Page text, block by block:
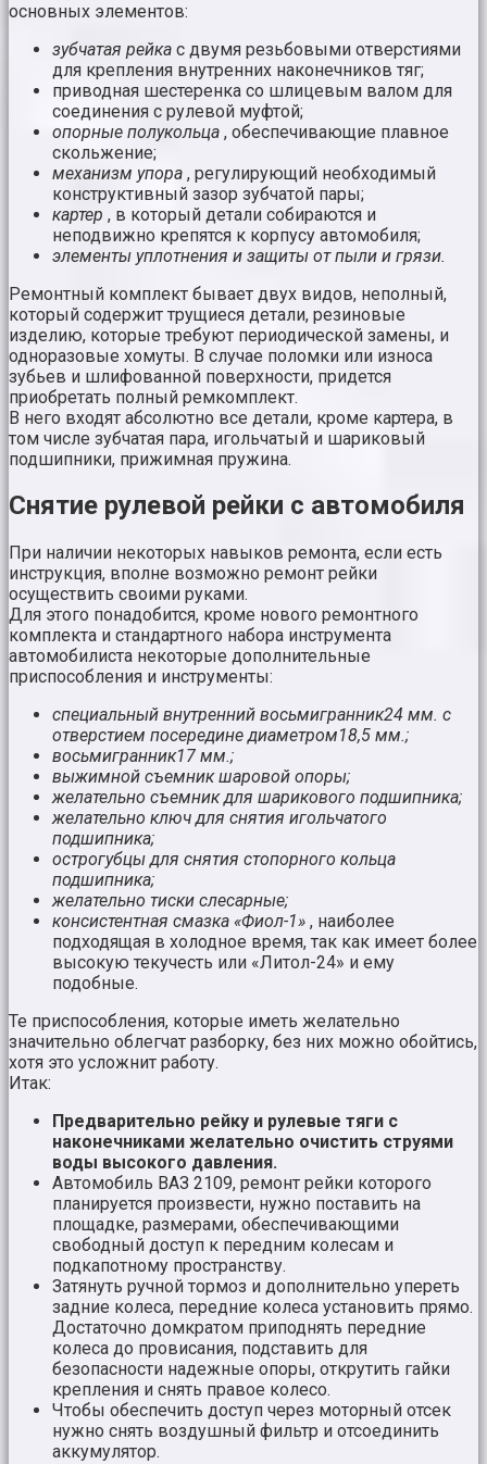
основных элементов:
зубчатая рейка с двумя резьбовыми отверстиями
для крепления внутренних наконечников тяг;
приводная шестеренка со шлицевым валом для
соединения с рулевой муфтой;
опорные полукольца , обеспечивающие плавное
скольжение;
механизм упора , регулирующий необходимый
конструктивный зазор зубчатой пары;
картер , в который детали собираются и
неподвижно крепятся к корпусу автомобиля;
элементы уплотнения и защиты от пыли и грязи.
Ремонтный комплект бывает двух видов, неполный,
который содержит трущиеся детали, резиновые
изделию, которые требуют периодической замены, и
одноразовые хомуты. В случае поломки или износа
зубьев и шлифованной поверхности, придется
приобретать полный ремкомплект.
В него входят абсолютно все детали, кроме картера, в
том числе зубчатая пара, игольчатый и шариковый
подшипники, прижимная пружина.
Снятие рулевой рейки с автомобиля
При наличии некоторых навыков ремонта, если есть
инструкция, вполне возможно ремонт рейки
осуществить своими руками.
Для этого понадобится, кроме нового ремонтного
комплекта и стандартного набора инструмента
автомобилиста некоторые дополнительные
приспособления и инструменты:
специальный внутренний восьмигранник24 мм. с
отверстием посередине диаметром18,5 мм.;
восьмигранник17 мм.;
выжимной съемник шаровой опоры;
желательно съемник для шарикового подшипника;
желательно ключ для снятия игольчатого
подшипника;
острогубцы для снятия стопорного кольца
подшипника;
желательно тиски слесарные;
консистентная смазка «Фиол-1» , наиболее
подходящая в холодное время, так как имеет более
высокую текучесть или «Литол-24» и ему
подобные.
Те приспособления, которые иметь желательно
значительно облегчат разборку, без них можно обойтись,
хотя это усложнит работу.
Итак:
Предварительно рейку и рулевые тяги с
наконечниками желательно очистить струями
воды высокого давления.
Автомобиль ВАЗ 2109, ремонт рейки которого
планируется произвести, нужно поставить на
площадке, размерами, обеспечивающими
свободный доступ к передним колесам и
подкапотному пространству.
Затянуть ручной тормоз и дополнительно упереть
задние колеса, передние колеса установить прямо.
Достаточно домкратом приподнять передние
колеса до провисания, подставить для
безопасности надежные опоры, открутить гайки
крепления и снять правое колесо.
Чтобы обеспечить доступ через моторный отсек
нужно снять воздушный фильтр и отсоединить
аккумулятор.